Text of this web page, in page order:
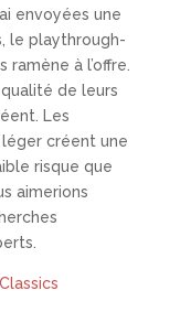
envoyées une
le playthrough-
à l’offre.
qualité de leurs
Les
créent une
risque que
aimerions